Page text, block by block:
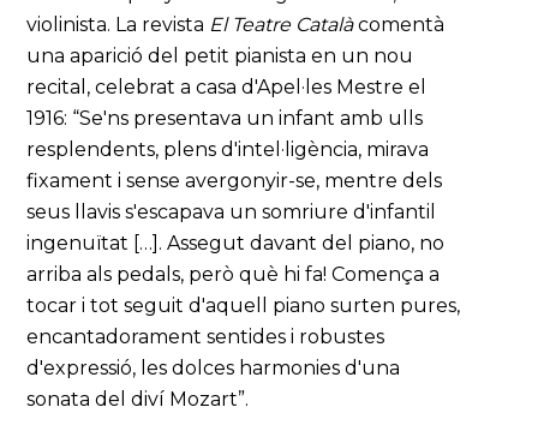
violinista. La revista El Teatre Catalàcomentà
una aparició del petit pianista en un nou
recital, celebrat a casa d'Apel·les Mestre el
1916: “Se'ns presentava un infant amb ulls
resplendents, plens d'intel·ligència, mirava
fixament i sense avergonyir-se, mentre dels
seus llavis s'escapava un somriure d'infantil
ingenuïtat […]. Assegut davant del piano, no
arriba als pedals, però què hi fa! Comença a
tocar i tot seguit d'aquell piano surten pures,
encantadorament sentides i robustes
d'expressió, les dolces harmonies d'una
sonata del diví Mozart”.